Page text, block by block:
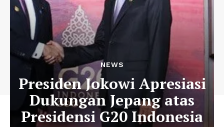
NEWS
Presiden Jokowi Apresiasi
Dukungan Jepang atas
Presidensi G20 Indonesia